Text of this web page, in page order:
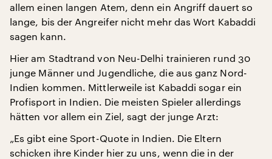
allem einen langen Atem, denn ein Angriff dauert so
lange, bis der Angreifer nicht mehr das Wort Kabaddi
sagen kann.
Hier am Stadtrand von Neu-Delhi trainieren rund 30
junge Männer und Jugendliche, die aus ganz Nord-
Indien kommen. Mittlerweile ist Kabaddi sogar ein
Profisport in Indien. Die meisten Spieler allerdings
hätten vor allem ein Ziel, sagt der junge Arzt:
„Es gibt eine Sport-Quote in Indien. Die Eltern
schicken ihre Kinder hier zu uns, wenn die in der